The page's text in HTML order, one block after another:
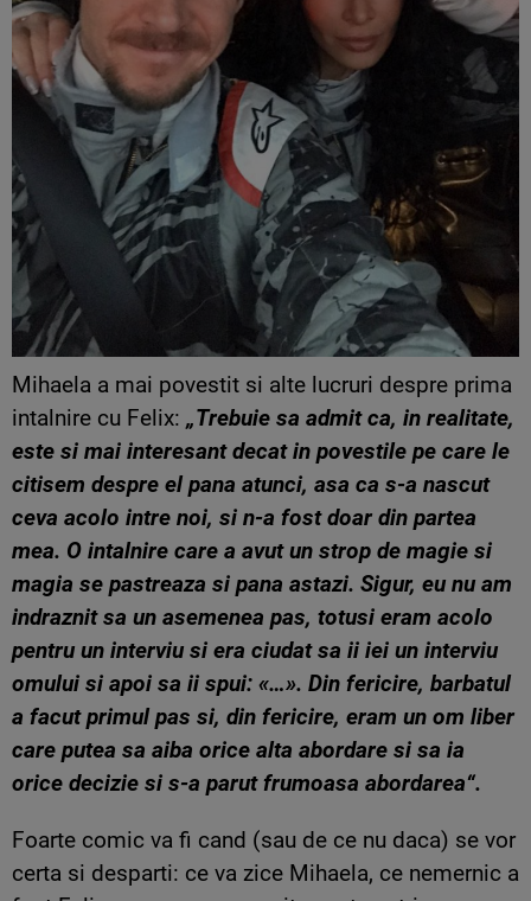
Mihaela a mai povestit si alte lucruri despre prima
intalnire cu Felix: „Trebuie sa admit ca, in realitate,
este si mai interesant decat in povestile pe care le
citisem despre el pana atunci, asa ca s-a nascut
ceva acolo intre noi, si n-a fost doar din partea
mea. O intalnire care a avut un strop de magie si
magia se pastreaza si pana astazi. Sigur, eu nu am
indraznit sa un asemenea pas, totusi eram acolo
pentru un interviu si era ciudat sa ii iei un interviu
omului si apoi sa ii spui: «…». Din fericire, barbatul
a facut primul pas si, din fericire, eram un om liber
care putea sa aiba orice alta abordare si sa ia
orice decizie si s-a parut frumoasa abordarea“.
Foarte comic va fi cand (sau de ce nu daca) se vor
certa si desparti: ce va zice Mihaela, ce nemernic a